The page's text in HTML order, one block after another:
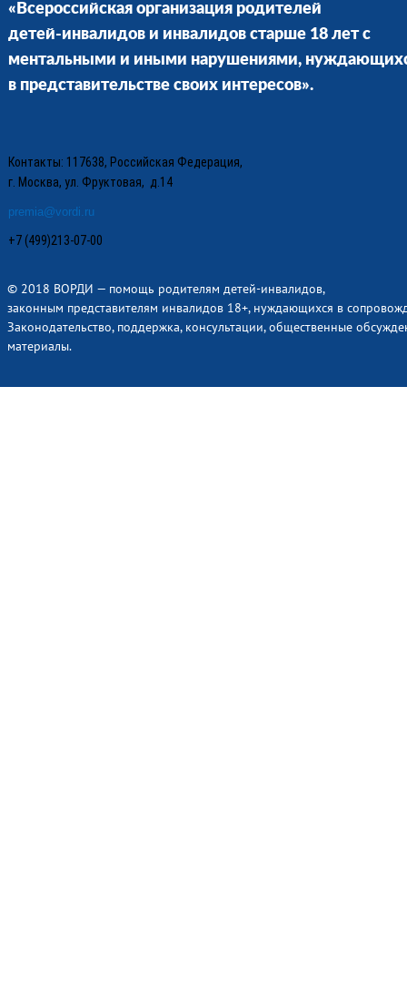
«Всероссийская организация родителей
детей-инвалидов и инвалидов старше 18 лет с
ментальными и иными нарушениями,
в представительстве своих интересов».
Контакты: 117638, Российская Федерация,
г. Москва, ул. Фруктовая, д.14
premia@vordi.ru
+7 (499)213-07-00
© 2018 ВОРДИ — помощь родителям детей-инвалидов,
законным представителям инвалидов 18+, нуждающихся в
Законодательство, поддержка, консультации, общественные
материалы.